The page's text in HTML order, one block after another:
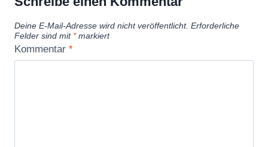
Deine E-Mail-Adresse wird nicht veröffentlicht. Erforderliche
Felder sind mit *markiert
Kommentar *